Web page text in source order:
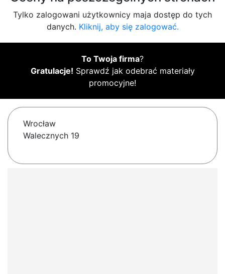
Tylko zalogowani użytkownicy maja dostęp do tych
danych. Kliknij, aby się zalogować.
To Twoja firma?
Gratulacje! Sprawdź jak odebrać materiały
promocyjne!
Wrocław
Walecznych 19